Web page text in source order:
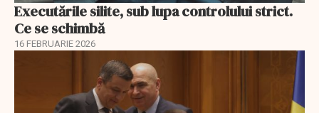
Executările silite, sub lupa controlului strict.
Ce se schimbă
16 FEBRUARIE 2026